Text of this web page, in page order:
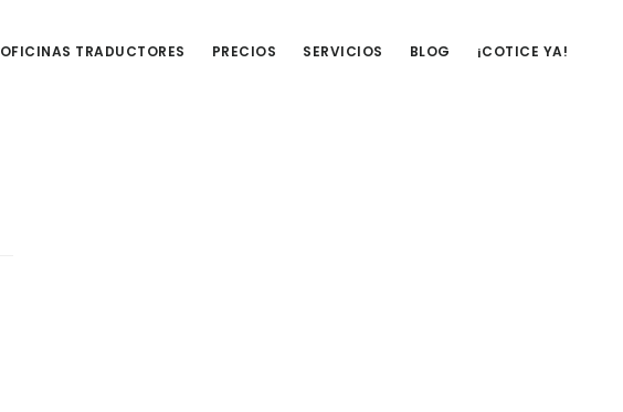
OFICINAS TRADUCTORES PRECIOS SERVICIOS BLOG ¡COTICE YA!